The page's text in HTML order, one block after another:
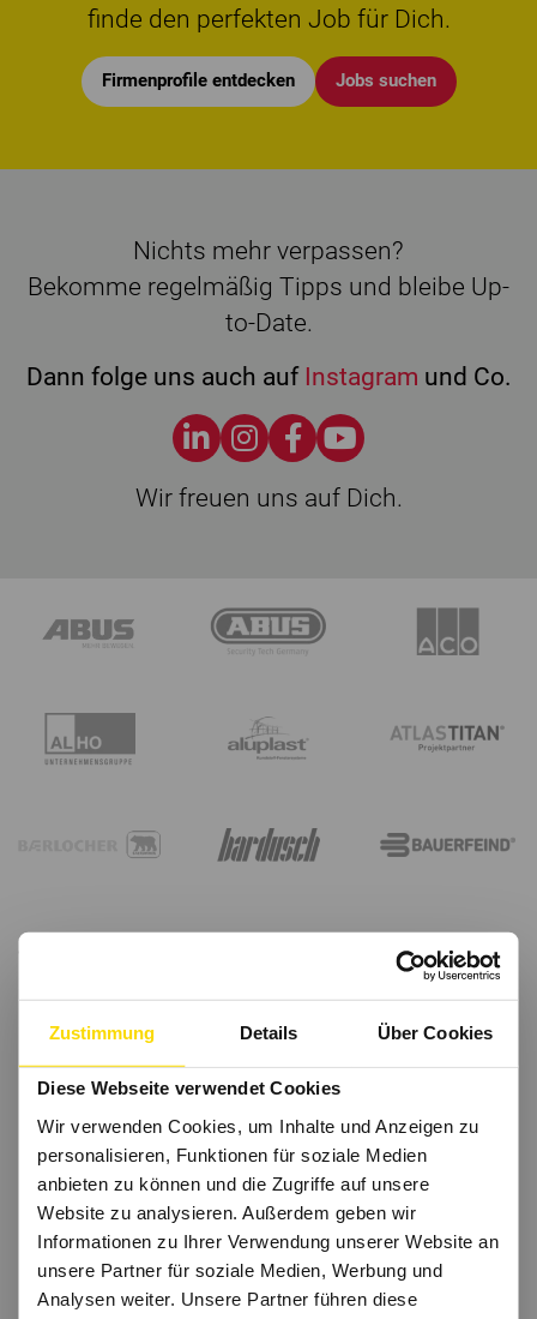
Zustimmung Details Über Cookies
Diese Webseite verwendet Cookies
Wir verwenden Cookies, um Inhalte und Anzeigen zu
personalisieren, Funktionen für soziale Medien
anbieten zu können und die Zugriffe auf unsere
Website zu analysieren. Außerdem geben wir
Informationen zu Ihrer Verwendung unserer Website an
unsere Partner für soziale Medien, Werbung und
Analysen weiter. Unsere Partner führen diese
finde den perfekten Job für Dich.
Firmenprofile entdecken Jobs suchen
Nichts mehr verpassen?
Bekomme regelmäßig Tipps und bleibe Up-
to-Date.
Dann folge uns auch auf Instagram und Co.
Wir freuen uns auf Dich.